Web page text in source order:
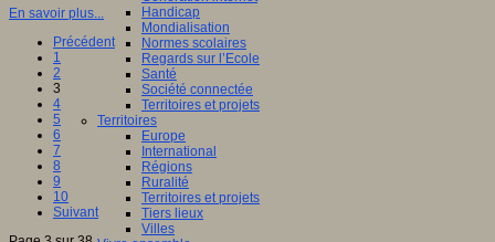
Handicap
Mondialisation
Normes scolaires
Regards sur l’Ecole
Santé
Société connectée
Territoires et projets
Territoires
Europe
International
Régions
Ruralité
Territoires et projets
Tiers lieux
Villes
En savoir plus...
Précédent
1
2
3
4
5
6
7
8
9
10
Suivant